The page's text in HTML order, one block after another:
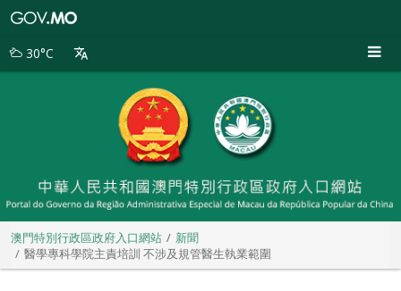
別
30°C
澳門特別行政區政府入口網站
新聞
醫學專科學院主責培訓 不涉及規管醫生執業範圍